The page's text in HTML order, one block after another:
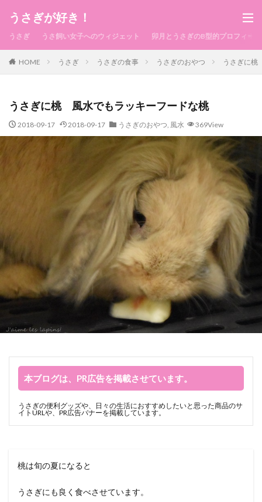
うさぎが好き！
うさぎ うさ飼い女子へのウィジェット 卯月とうさぎのB型的プロフィール
HOME うさぎ うさぎの食事 うさぎのおやつ うさぎに
うさぎに桃 風水でもラッキーフードな桃
2018-09-17 2018-09-17 うさぎのおやつ, 風水 369View
本ブログは、PR広告を掲載させています。
うさぎの便利グッズや、日々の生活におすすめしたいと思った商品のサ
イトURLや、PR広告バナーを掲載しています。
桃は旬の夏になると
うさぎにも良く食べさせています。